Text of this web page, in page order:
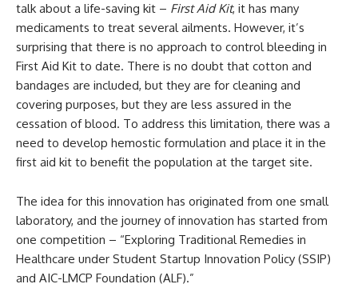
talk about a life-saving kit – First Aid Kit, it has many
medicaments to treat several ailments. However, it’s
surprising that there is no approach to control bleeding in
First Aid Kit to date. There is no doubt that cotton and
bandages are included, but they are for cleaning and
covering purposes, but they are less assured in the
cessation of blood. To address this limitation, there was a
need to develop hemostic formulation and place it in the
first aid kit to benefit the population at the target site.
The idea for this innovation has originated from one small
laboratory, and the journey of innovation has started from
one competition – “Exploring Traditional Remedies in
Healthcare under Student Startup Innovation Policy (SSIP)
and AIC-LMCP Foundation (ALF).”